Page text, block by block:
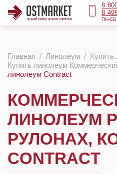
8
8
ПН-
Главная Линолеум
Купить линолеум
линолеум Contract
ЛИНОЛЕУМ
РУЛОНАХ,
CONTRACT